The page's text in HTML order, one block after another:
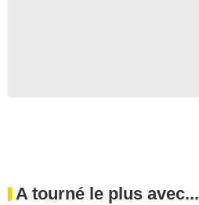
A tourné le plus avec...